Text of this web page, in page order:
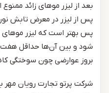
بعد از لیزر موهای زائد
پس از لیزر در معرض تابش
پس بهتر است که لیزر موهای
شود و بین آن‌ها حداقل هفت
بروز عوارضی چون سوختگی
شرکت پرتو تجارت رویان مهر